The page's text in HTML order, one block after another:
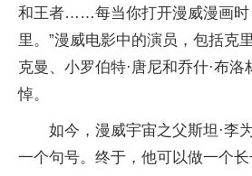
和王者……每当你打开漫威漫画时
里。”漫威电影中的演员，包括克
克曼、小罗伯特·唐尼和乔什·布
悼。
如今，漫威宇宙之父斯坦·李
一个句号。终于，他可以做一个长